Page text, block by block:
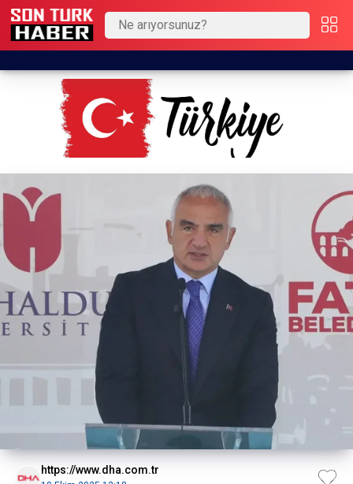
https://www.dha.com.tr